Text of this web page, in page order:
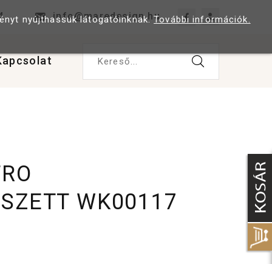
info@maredesign.hu
Kereső...
WK00117
nyújthassuk látogatóinknak.További információk.